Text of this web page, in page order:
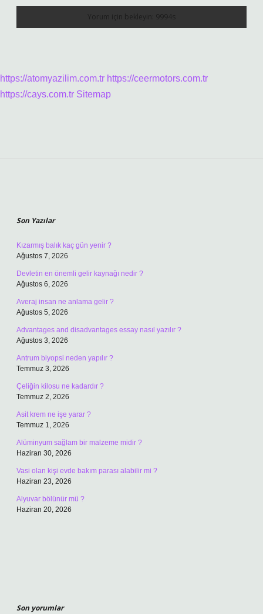
https://atomyazilim.com.tr https://ceermotors.com.tr
https://cays.com.tr Sitemap
Son Yazılar
Kızarmış balık kaç gün yenir ?
Ağustos 7, 2026
Devletin en önemli gelir kaynağı nedir ?
Ağustos 6, 2026
Averaj insan ne anlama gelir ?
Ağustos 5, 2026
Advantages and disadvantages essay nasıl yazılır ?
Ağustos 3, 2026
Antrum biyopsi neden yapılır ?
Temmuz 3, 2026
Çeliğin kilosu ne kadardır ?
Temmuz 2, 2026
Asit krem ne işe yarar ?
Temmuz 1, 2026
Alüminyum sağlam bir malzeme midir ?
Haziran 30, 2026
Vasi olan kişi evde bakım parası alabilir mi ?
Haziran 23, 2026
Alyuvar bölünür mü ?
Haziran 20, 2026
Son yorumlar